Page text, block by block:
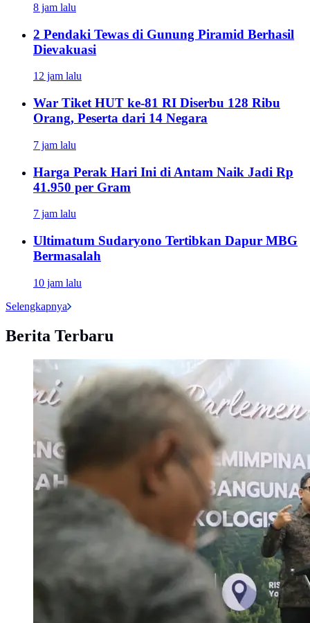
8 jam lalu
2 Pendaki Tewas di Gunung Piramid Berhasil
Dievakuasi
12 jam lalu
War Tiket HUT ke-81 RI Diserbu 128 Ribu
Orang, Peserta dari 14 Negara
7 jam lalu
Harga Perak Hari Ini di Antam Naik Jadi Rp
41.950 per Gram
7 jam lalu
Ultimatum Sudaryono Tertibkan Dapur MBG
Bermasalah
10 jam lalu
Selengkapnya
Berita Terbaru